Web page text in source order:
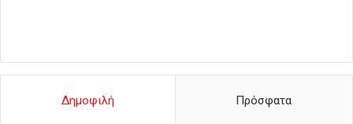
Δημοφιλή Πρόσφατα